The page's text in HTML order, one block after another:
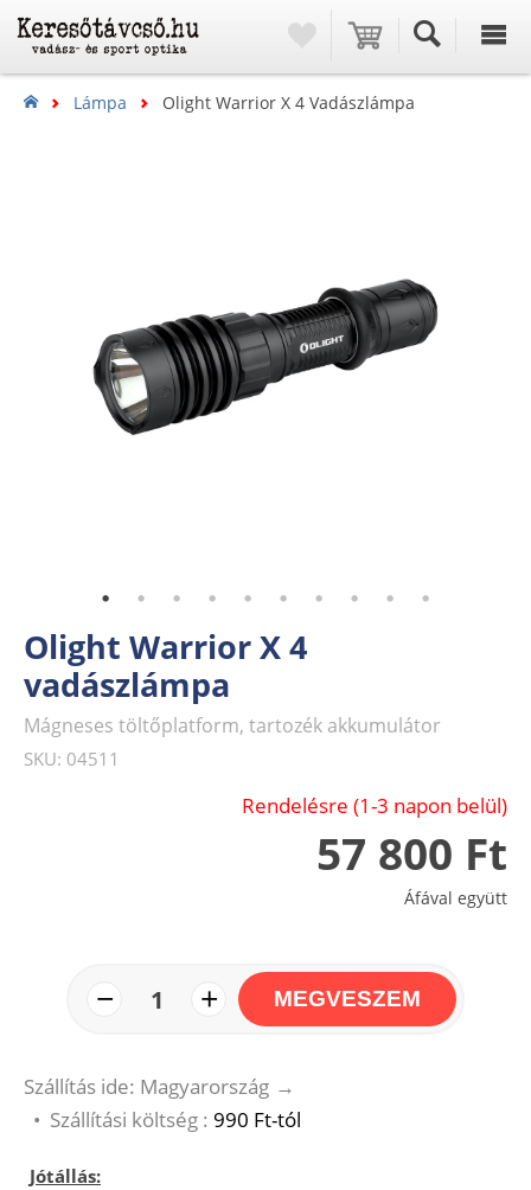
Lámpa Olight Warrior X 4 Vadászlámpa
Olight Warrior X 4
vadászlámpa
Mágneses töltőplatform, tartozék akkumulátor
SKU: 04511
Rendelésre (1-3 napon belül)
57 800 Ft
Áfával együtt
− 1 + MEGVESZEM
Szállítás ide: Magyarország →
• Szállítási költség : 990 Ft-tól
Jótállás: